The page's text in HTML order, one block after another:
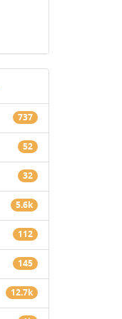
737
52
32
5.6k
112
145
12.7k